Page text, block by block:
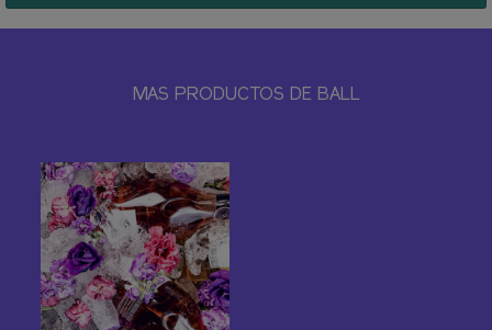
MAS PRODUCTOS DE BALL